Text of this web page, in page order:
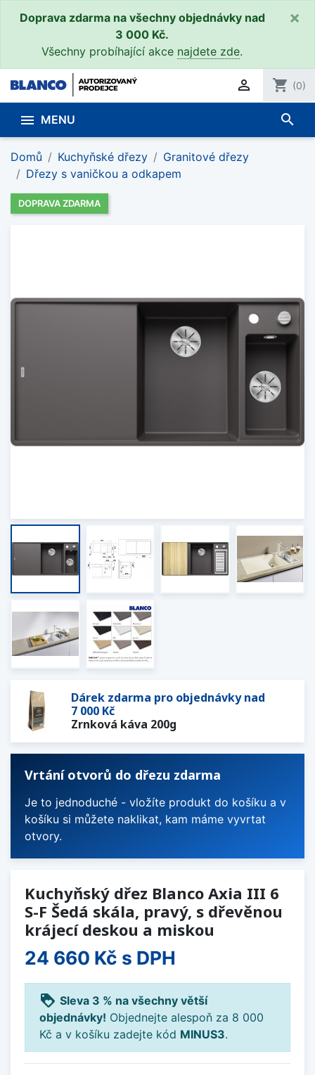
Doprava zdarma na všechny objednávky nad
3 000 Kč.
Všechny probíhající akce najdete zde.
×
 shopping_cart (0)
 MENU search
Domů Kuchyňské dřezy
Granitové dřezy
Dřezy s vaničkou a odkapem
DOPRAVA ZDARMA
Dárek zdarma pro objednávky nad
7 000 Kč
Zrnková káva 200g
Vrtání otvorů do dřezu zdarma
Je to jednoduché - vložíte produkt do košíku a v
košíku si můžete naklikat, kam máme vyvrtat
otvory.
Kuchyňský dřez Blanco Axia III 6
S-F Šedá skála, pravý, s dřevěnou
krájecí deskou a miskou
24 660 Kč s DPH
loyalty Sleva 3 % na všechny větší
objednávky! Objednejte alespoň za 8 000
Kč a v košíku zadejte kód MINUS3.